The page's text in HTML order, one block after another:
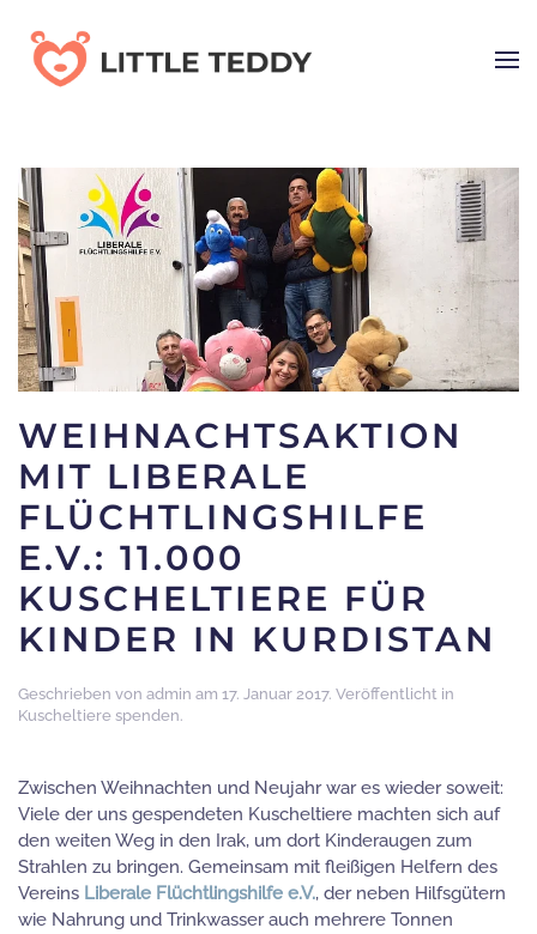
Skip
to
WEIHNACHTSAKTION
MIT LIBERALE
FLÜCHTLINGSHILFE
E.V.: 11.000
KUSCHELTIERE FÜR
KINDER IN KURDISTAN
Geschrieben von admin am 17. Januar 2017. Veröffentlicht in
Kuscheltiere spenden.
Zwischen Weihnachten und Neujahr war es wieder soweit:
Viele der uns gespendeten Kuscheltiere machten sich auf
den weiten Weg in den Irak, um dort Kinderaugen zum
Strahlen zu bringen. Gemeinsam mit fleißigen Helfern des
Vereins Liberale Flüchtlingshilfe e.V., der neben Hilfsgütern
wie Nahrung und Trinkwasser auch mehrere Tonnen